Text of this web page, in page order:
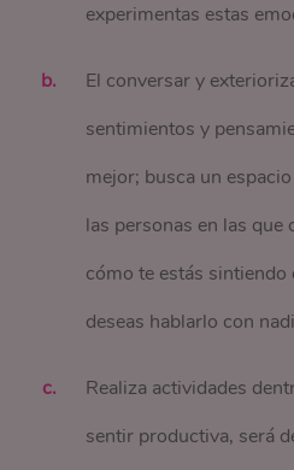
experimentas estas
El conversar y
sentimientos y
mejor; busca un
las personas en las que
cómo te estás
deseas hablarlo con
Realiza actividades
sentir productiva, será